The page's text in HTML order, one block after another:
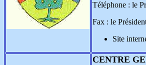
Téléphone : le
Fax : le
Site
CENTRE